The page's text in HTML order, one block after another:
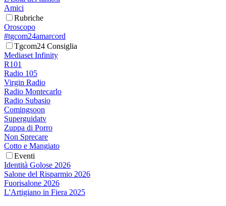
Amici
Rubriche
Oroscopo
#tgcom24amarcord
Tgcom24 Consiglia
Mediaset Infinity
R101
Radio 105
Virgin Radio
Radio Montecarlo
Radio Subasio
Comingsoon
Superguidatv
Zuppa di Porro
Non Sprecare
Cotto e Mangiato
Eventi
Identità Golose 2026
Salone del Risparmio 2026
Fuorisalone 2026
L'Artigiano in Fiera 2025